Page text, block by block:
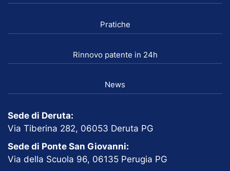
Pratiche
Rinnovo patente in 24h
News
Sede di Deruta:
Via Tiberina 282, 06053 Deruta PG
Sede di Ponte San Giovanni:
Via della Scuola 96, 06135 Perugia PG